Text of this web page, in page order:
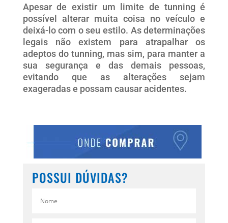
Apesar de existir um limite de tunning é
possível alterar muita coisa no veículo e
deixá-lo com o seu estilo. As determinações
legais não existem para atrapalhar os
adeptos do tunning, mas sim, para manter a
sua segurança e das demais pessoas,
evitando que as alterações sejam
exageradas e possam causar acidentes.
POSSUI DÚVIDAS?